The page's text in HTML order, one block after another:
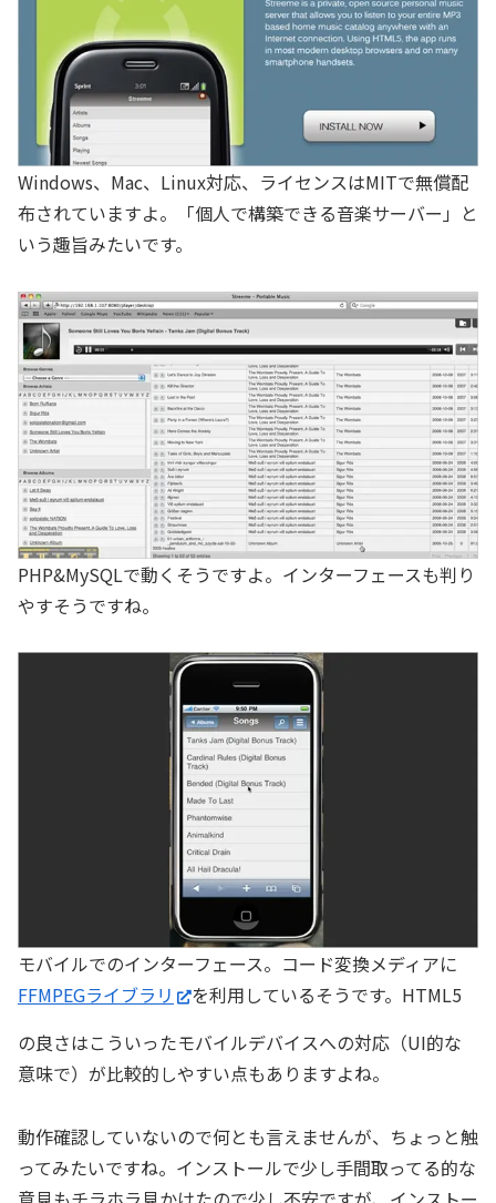
Windows、Mac、Linux対応、ライセンスはMITで無償配
布されていますよ。「個人で構築できる音楽サーバー」と
いう趣旨みたいです。
PHP&MySQLで動くそうですよ。インターフェースも判り
やすそうですね。
モバイルでのインターフェース。コード変換メディアに
FFMPEGライブラリ
を利用しているそうです。HTML5
の良さはこういったモバイルデバイスへの対応（UI的な
意味で）が比較的しやすい点もありますよね。
動作確認していないので何とも言えませんが、ちょっと触
ってみたいですね。インストールで少し手間取ってる的な